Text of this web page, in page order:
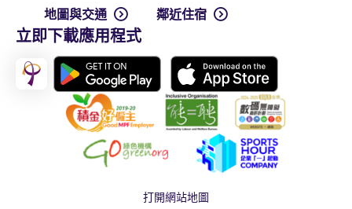
地圖與交通 鄰近住宿
立即下載應用程式
打開網站地圖